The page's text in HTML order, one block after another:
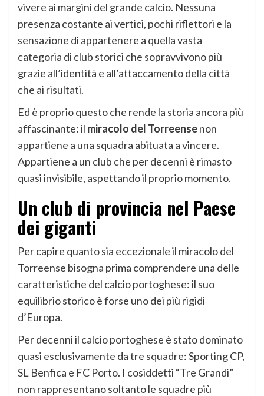
vivere ai margini del grande calcio. Nessuna
presenza costante ai vertici, pochi riflettori e la
sensazione di appartenere a quella vasta
categoria di club storici che sopravvivono più
grazie all’identità e all’attaccamento della città
che ai risultati.
Ed è proprio questo che rende la storia ancora più
affascinante: il miracolo del Torreensenon
appartiene a una squadra abituata a vincere.
Appartiene a un club che per decenni è rimasto
quasi invisibile, aspettando il proprio momento.
Un club di provincia nel Paese
dei giganti
Per capire quanto sia eccezionale il miracolo del
Torreense bisogna prima comprendere una delle
caratteristiche del calcio portoghese: il suo
equilibrio storico è forse uno dei più rigidi
d’Europa.
Per decenni il calcio portoghese è stato dominato
quasi esclusivamente da tre squadre: Sporting CP,
SL Benfica e FC Porto. I cosiddetti “Tre Grandi”
non rappresentano soltanto le squadre più